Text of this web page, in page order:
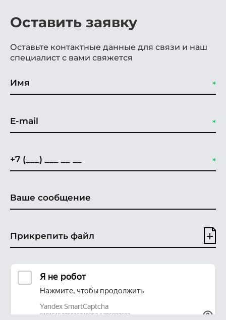
Оставить заявку
Оставьте контактные данные для связи и наш
специалист с вами свяжется
Прикрепить файл